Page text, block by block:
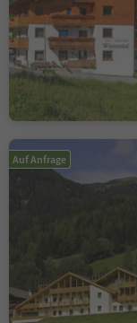
Auf Anfrage